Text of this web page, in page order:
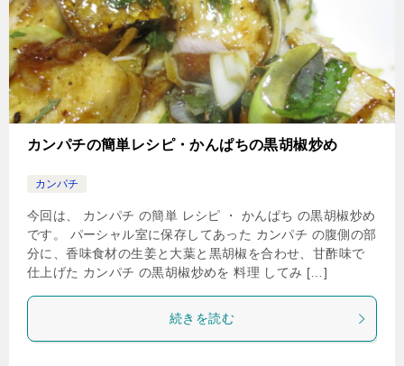
カンパチの簡単レシピ・かんぱちの黒胡椒炒め
カンパチ
今回は、 カンパチ の簡単 レシピ ・ かんぱち の黒胡椒炒め
です。 パーシャル室に保存してあった カンパチ の腹側の部
分に、香味食材の生姜と大葉と黒胡椒を合わせ、甘酢味で
仕上げた カンパチ の黒胡椒炒めを 料理 してみ […]
続きを読む